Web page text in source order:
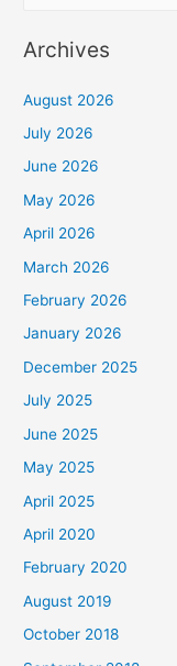
h
K
a
o
r
i
Archives
August 2026
July 2026
June 2026
May 2026
April 2026
March 2026
February 2026
January 2026
December 2025
July 2025
June 2025
May 2025
April 2025
April 2020
February 2020
August 2019
October 2018